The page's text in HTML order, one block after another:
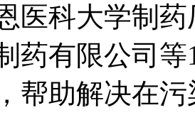
医科大学制
药有限公司
帮助解决在